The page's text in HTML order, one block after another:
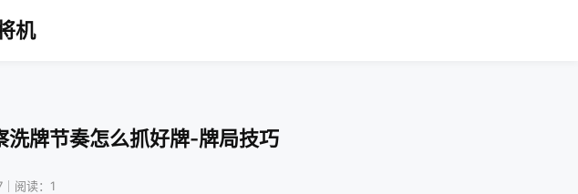
机
洗牌节奏怎么抓好牌-牌局技巧
阅读：1